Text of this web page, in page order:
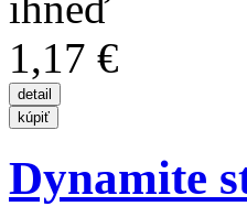
1,17 €
Dynamite